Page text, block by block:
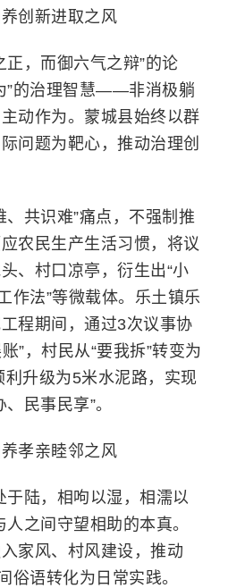
创新进取之风
正，而御六气之辩”的论
”的治理智慧——非消极躺
动作为。蒙城县始终以群
问题为靶心，推动治理创
、共识难”痛点，不强制推
农民生产生活习惯，将议
、村口凉亭，衍生出“小
作法”等微载体。乐土镇乐
程期间，通过3次议事协
”，村民从“要我拆”转变为
利升级为5米水泥路，实现
民事民享”。
孝亲睦邻之风
于陆，相呴以湿，相濡以
之间守望相助的本真。
家风、村风建设，推动
俗语转化为日常实践。